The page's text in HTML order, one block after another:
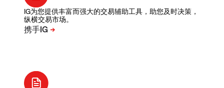
IG为您提供丰富而强大的交易辅助工具，助您及时决策，
纵横交易市场。